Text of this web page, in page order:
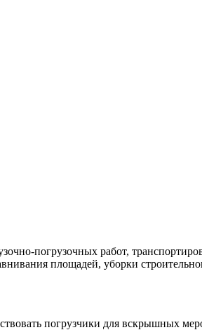
погрузочных работ,
площадей, уборки
погрузчики для вскрышных